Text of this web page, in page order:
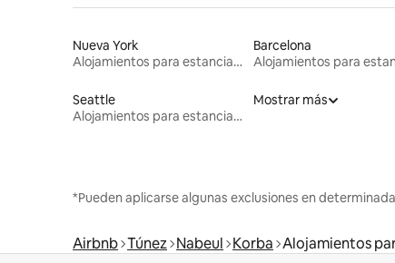
Nueva York
Alojamientos para estancias largas
Barcelona
Seattle
Alojamientos para estancias largas
Mostrar más
*Pueden aplicarse algunas exclusiones en
Airbnb Túnez Nabeul Korba Alojamientos